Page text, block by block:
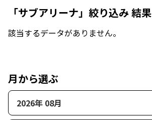
「サブアリーナ」絞り込み 結果
該当するデータがありません。
月から選ぶ
2026年 08月